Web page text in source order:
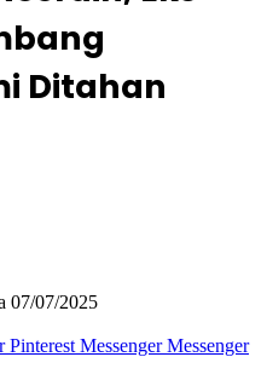
Ditahan
07/07/2025
Pinterest Messenger Messenger